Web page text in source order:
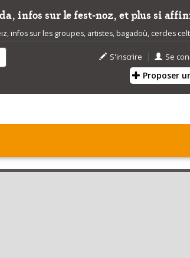
infos sur le fest-noz, et plus si
infos sur les groupes, artistes, bagadoù, cercles
S'inscrire | Se
Proposer